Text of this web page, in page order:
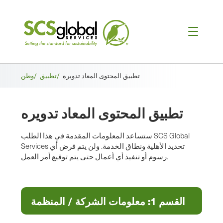
فتات
وطن/ تطبيق/ تطبيق المحتوى المعاد تدويره
تطبيق المحتوى المعاد تدويره
ستساعد المعلومات المقدمة في هذا الطلب SCS Global
Services تحديد الأهلية ونطاق الخدمة. ولن يتم فرض أي
رسوم أو تنفيذ أي أعمال حتى يتم توقيع أمر العمل.
القسم 1: معلومات الشركة / المنظمة